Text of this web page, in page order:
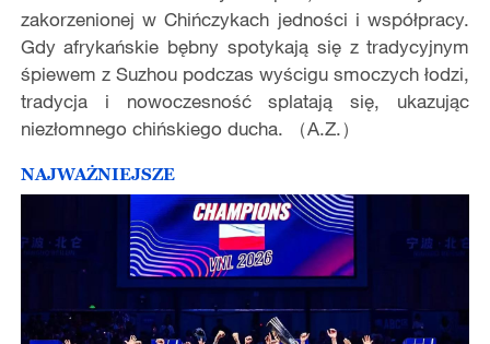
zakorzenionej w Chińczykach jedności i współpracy.
Gdy afrykańskie bębny spotykają się z tradycyjnym
śpiewem z Suzhou podczas wyścigu smoczych łodzi,
tradycja i nowoczesność splatają się, ukazując
niezłomnego chińskiego ducha. （A.Z.）
NAJWAŻNIEJSZE